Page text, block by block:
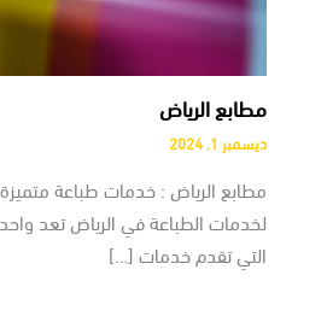
مطابع الرياض
ديسمبر 1, 2024
مطابع الرياض : خدمات طباعة متميزة
لخدمات الطباعة في الرياض تعد واحدة من
التي تقدم خدمات […]